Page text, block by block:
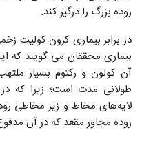
روده بزرگ را درگیر کند.
بیماری محققان می گویند که
آن کولون و رکتوم بسیار
طولانی مدت است؛ زیرا که
لایه‌های مخاط و زیر مخاطی
روده مجاور مقعد که در آن